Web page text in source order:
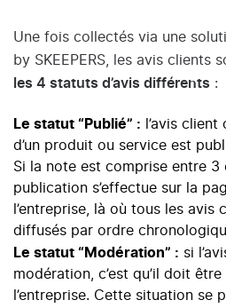
Une fois collectés via une
by SKEEPERS, les avis clients
les 4 statuts d’avis différents :
Le statut “Publié” : l’avis client
d’un produit ou service est
Si la note est comprise entre 3
publication s’effectue sur la
l’entreprise, là où tous les avis
diffusés par ordre
Le statut “Modération” : si
modération, c’est qu’il doit
l’entreprise. Cette situation se